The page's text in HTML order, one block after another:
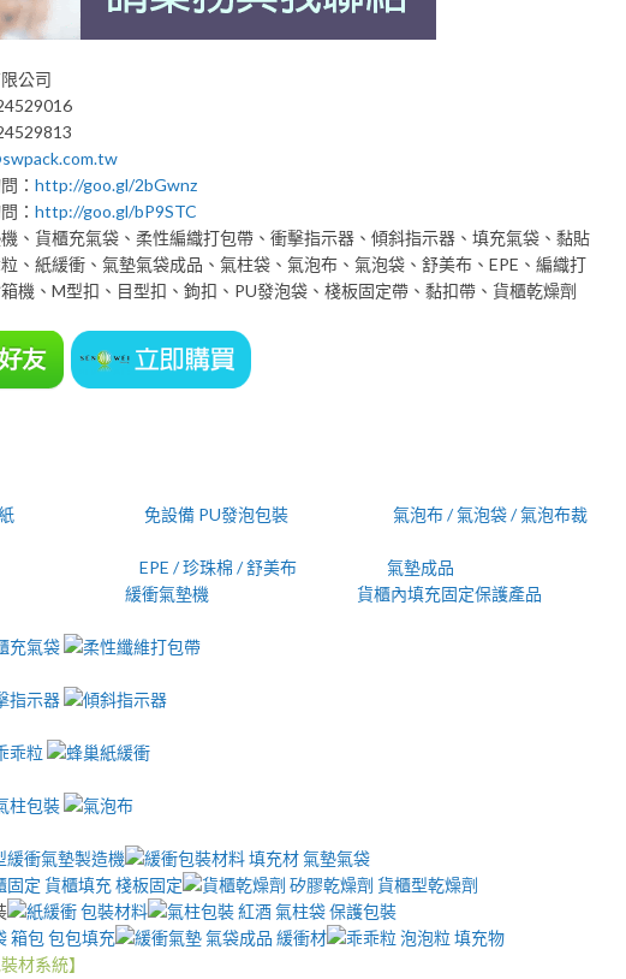
公司
： http://goo.gl/2bGwnz
： http://goo.gl/bP9STC
、貨櫃充氣袋、柔性編織打包帶、衝擊指示器、傾斜指示器、填充氣袋、黏貼
、紙緩衝、氣墊氣袋成品、氣柱袋、氣泡布、氣泡袋、舒美布、EPE、編織打
機、M型扣、目型扣、鉤扣、PU發泡袋、棧板固定帶、黏扣帶、貨櫃乾燥劑
免設備 PU發泡包裝
氣泡布 / 氣泡袋 / 氣泡布裁
EPE / 珍珠棉 / 舒美布
氣墊成品
緩衝氣墊機 貨櫃內填充固定保護產品
材系統】